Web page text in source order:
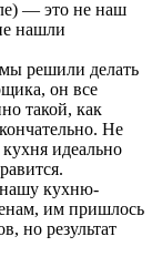
— это не наш
нашли
решили делать
он все
такой, как
Не
идеально
нашу кухню-
им пришлось
но результат